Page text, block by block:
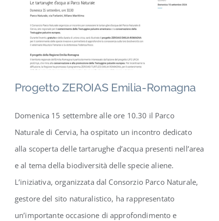
Contatti
Progetto ZEROIAS Emilia-Romagna
Domenica 15 settembre alle ore 10.30 il Parco
Naturale di Cervia, ha ospitato un incontro dedicato
alla scoperta delle tartarughe d’acqua presenti nell’area
e al tema della biodiversità delle specie aliene.
L’iniziativa, organizzata dal Consorzio Parco Naturale,
gestore del sito naturalistico, ha rappresentato
un’importante occasione di approfondimento e